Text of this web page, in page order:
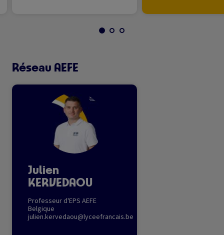
Réseau AEFE
Image
Julien
KERVEDAOU
Professeur d'EPS AEFE
Belgique
julien.kervedaou@lyceefrancais.be